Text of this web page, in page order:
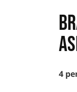
4